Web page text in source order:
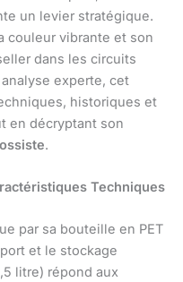
un levier stratégique.
couleur vibrante et son
dans les circuits
experte, cet
historiques et
en décryptant son
.
Techniques
par sa bouteille en PET
et le stockage
litre) répond aux